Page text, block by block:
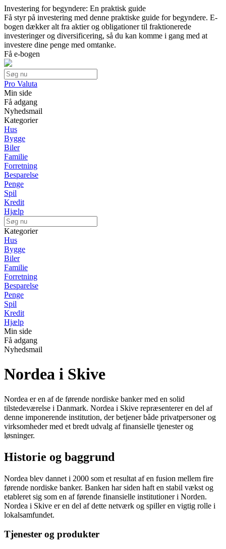
Investering for begyndere: En praktisk guide
Få styr på investering med denne praktiske guide for begyndere. E-
bogen dækker alt fra aktier og obligationer til fraktionerede
investeringer og diversificering, så du kan komme i gang med at
investere dine penge med omtanke.
Få e-bogen
Pro Valuta
Min side
Få adgang
Nyhedsmail
Kategorier
Hus
Bygge
Biler
Familie
Forretning
Besparelse
Penge
Spil
Kredit
Hjælp
Kategorier
Hus
Bygge
Biler
Familie
Forretning
Besparelse
Penge
Spil
Kredit
Hjælp
Min side
Få adgang
Nyhedsmail
Nordea i Skive
Nordea er en af ​​de førende nordiske banker med en solid
tilstedeværelse i Danmark. Nordea i Skive repræsenterer en del af
denne imponerende institution, der betjener både privatpersoner og
virksomheder med et bredt udvalg af finansielle tjenester og
løsninger.
Historie og baggrund
Nordea blev dannet i 2000 som et resultat af en fusion mellem fire
førende nordiske banker. Banken har siden haft en stabil vækst og
etableret sig som en af førende finansielle institutioner i Norden.
Nordea i Skive er en del af dette netværk og spiller en vigtig rolle i
lokalsamfundet.
Tjenester og produkter